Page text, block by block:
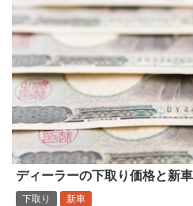
ディーラーの下取り価格と新
下取り 新車